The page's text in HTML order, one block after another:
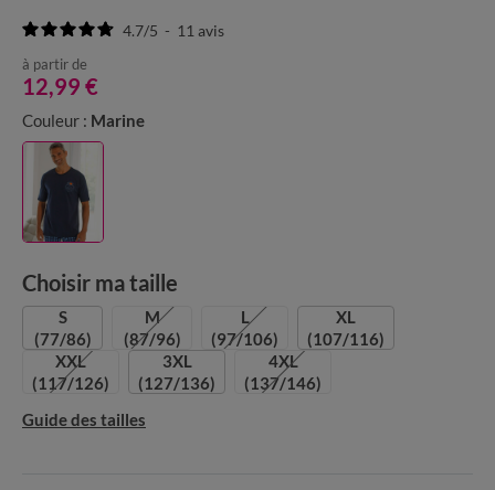
4.7/5 - 11 avis
à partir de
12,99 €
Couleur : Marine
Choisir ma taille
S
(77/86)
M
(87/96)
L
(97/106)
XL
(107/116)
XXL
(117/126)
3XL
(127/136)
4XL
(137/146)
Guide des tailles